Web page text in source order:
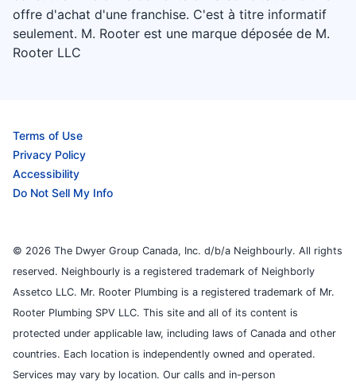
offre d'achat d'une franchise. C'est à titre informatif
seulement. M. Rooter est une marque déposée de M.
Rooter LLC
Terms of Use
Privacy Policy
Accessibility
Do Not Sell My Info
© 2026 The Dwyer Group Canada, Inc. d/b/a Neighbourly. All rights
reserved. Neighbourly is a registered trademark of Neighborly
Assetco LLC. Mr. Rooter Plumbing is a registered trademark of Mr.
Rooter Plumbing SPV LLC. This site and all of its content is
protected under applicable law, including laws of Canada and other
countries. Each location is independently owned and operated.
Services may vary by location. Our calls and in-person